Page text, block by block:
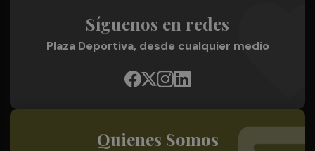
Síguenos en redes
Plaza Deportiva, desde cualquier medio
Quienes Somos